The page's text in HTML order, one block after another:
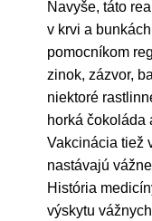
Navyše, táto
v krvi a
pomocníkom
zinok, zázvor,
niektoré
horká čokoláda
Vakcinácia tiež
nastávajú
História
výskytu